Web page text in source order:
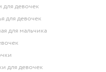
для девочек
для девочек
для мальчика
для девочек